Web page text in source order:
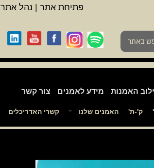
ק'-ת' האמנים שלנו קשרי האדריכלים
האמנות מידע לאמנים צור קשר
פתיחת אתר נהל אתר
באתר